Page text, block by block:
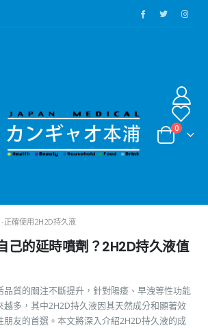
0
正確使用2H2D持久液
己的延時噴劑？2H2D持久液值
品質的關注不斷提升，針對陽痿、早洩等性功能
越多，其中2H2D持久液因其天然成分和顯著效
友的首選。本文將深入介紹2H2D持久液的成